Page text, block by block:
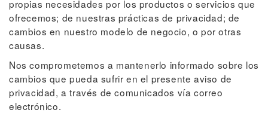
propias necesidades por los productos o servicios que
ofrecemos; de nuestras prácticas de privacidad; de
cambios en nuestro modelo de negocio, o por otras
causas.
Nos comprometemos a mantenerlo informado sobre los
cambios que pueda sufrir en el presente aviso de
privacidad, a través de comunicados vía correo
electrónico.